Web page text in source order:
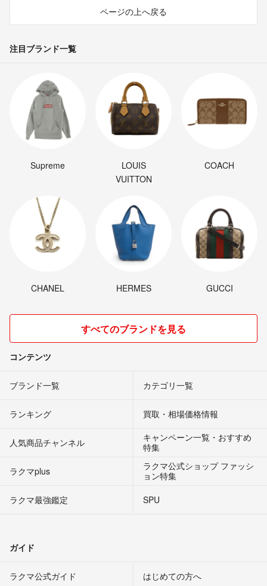
ページの上へ戻る
注目ブランド一覧
Supreme
LOUIS
VUITTON
COACH
CHANEL HERMES GUCCI
すべてのブランドを見る
コンテンツ
ブランド一覧 カテゴリ一覧
ランキング 買取・相場価格情報
人気商品チャンネル
キャンペーン一覧・おすすめ
特集
ラクマplus
ラクマ公式ショップ ファッシ
ョン特集
ラクマ最強鑑定
SPU
ガイド
ラクマ公式ガイド はじめての方へ